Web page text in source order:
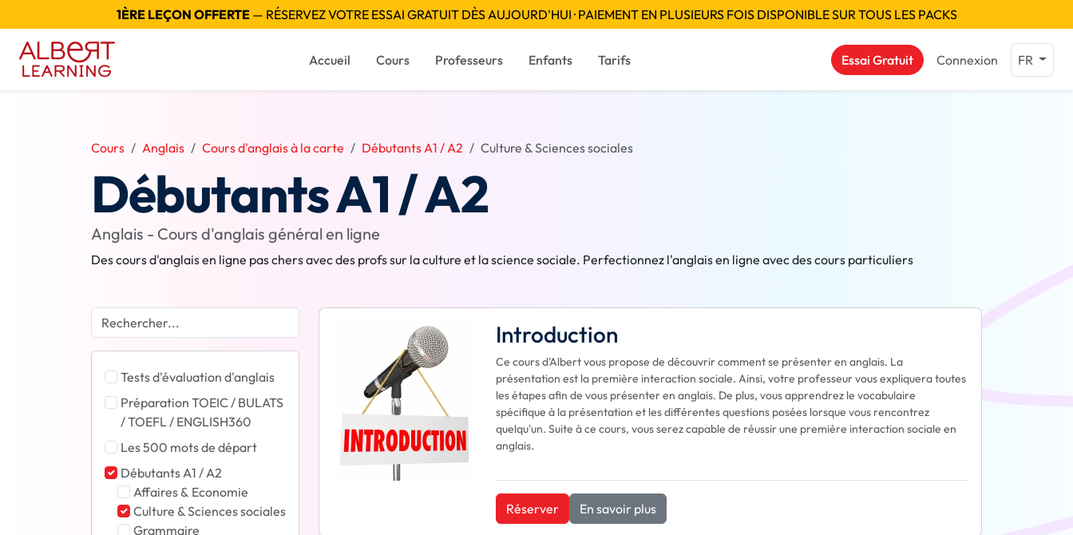
1ÈRE LEÇON OFFERTE— RÉSERVEZ VOTRE ESSAI GRATUIT DÈS AUJOURD'HUI · PAIEMENT EN PLUSIEURS FOIS DISPONIBLE SUR TOUS LES PACKS
Accueil Cours Professeurs Enfants Tarifs Essai Gratuit Connexion FR
Cours Anglais Cours d'anglais à la carte Débutants A1 / A2 Culture & Sciences sociales
Débutants A1 / A2
Anglais - Cours d'anglais général en ligne
Des cours d'anglais en ligne pas chers avec des profs sur la culture et la science sociale. Perfectionnez l'anglais en ligne avec des cours particuliers
Tests d'évaluation d'anglais
Préparation TOEIC / BULATS
/ TOEFL / ENGLISH360
Les 500 mots de départ
Débutants A1 / A2
Affaires & Economie
Culture & Sciences sociales
Grammaire
Introduction
Ce cours d'Albert vous propose de découvrir comment se présenter en anglais. La
présentation est la première interaction sociale. Ainsi, votre professeur vous expliquera toutes
les étapes afin de vous présenter en anglais. De plus, vous apprendrez le vocabulaire
spécifique à la présentation et les différentes questions posées lorsque vous rencontrez
quelqu'un. Suite à ce cours, vous serez capable de réussir une première interaction sociale en
anglais.
Réserver En savoir plus